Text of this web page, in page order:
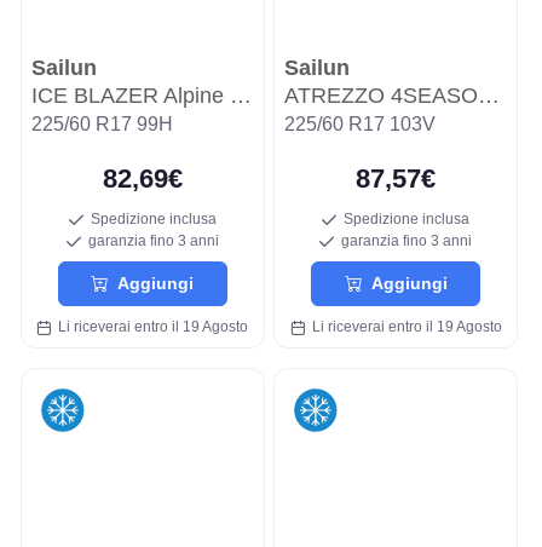
Sailun
ICE BLAZER Alpine EVO2
225/60 R17 99H
82,69€
Spedizione inclusa
garanzia fino 3 anni
Aggiungi
Li riceverai entro il 19 Agosto
Sailun
ATREZZO 4SEASONS PRO
225/60 R17 103V
87,57€
Spedizione inclusa
garanzia fino 3 anni
Aggiungi
Li riceverai entro il 19 Agosto